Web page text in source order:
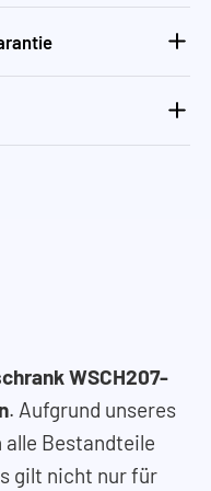
WSCH207-
. Aufgrund unseres
Bestandteile
gilt nicht nur für